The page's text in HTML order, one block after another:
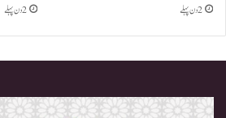
2 دن پہلے 2 دن پہلے